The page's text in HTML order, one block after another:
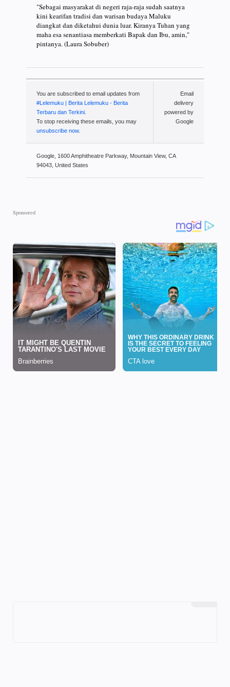
"Sebagai masyarakat di negeri raja-raja sudah saatnya
kini kearifan tradisi dan warisan budaya Maluku
diangkat dan diketahui dunia luar. Kiranya Tuhan yang
maha esa senantiasa memberkati Bapak dan Ibu, amin,"
pintanya. (Laura Sobuber)
You are subscribed to email updates from
#Lelemuku | Berita Lelemuku - Berita
Terbaru dan Terkini
To stop receiving these emails, you may
unsubscribe now.
Email
delivery
powered by
Google
Google, 1600 Amphitheatre Parkway, Mountain View, CA
94043, United States